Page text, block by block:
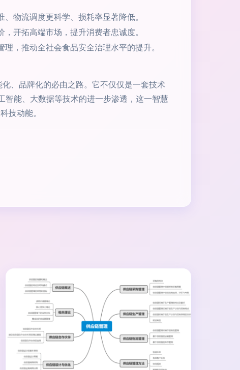
物流调度更科学、损耗率显著降低。
开拓高端市场，提升消费者忠诚度。
，推动全社会食品安全治理水平的提升。
、品牌化的必由之路。它不仅仅是一套技术
能、大数据等技术的进一步渗透，这一智慧
技动能。